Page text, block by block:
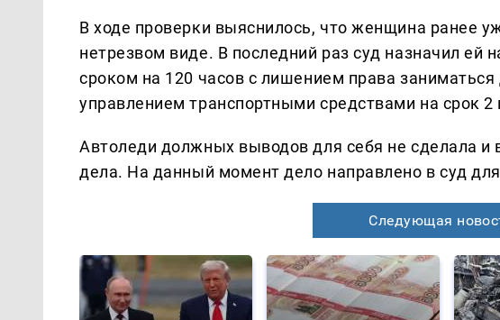
В ходе проверки выяснилось, что женщина ранее
нетрезвом виде. В последний раз суд назначил ей
сроком на 120 часов с лишением права заниматься
управлением транспортными средствами на срок 2
Автоледи должных выводов для себя не сделала и
дела. На данный момент дело направлено в суд
Следующая